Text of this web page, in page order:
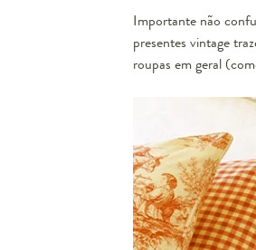
Importante não
presentes vintage
roupas em geral